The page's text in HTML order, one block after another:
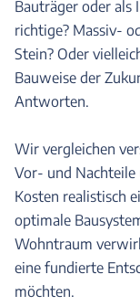
Bauträger oder als
richtige? Massiv-
Stein? Oder
Bauweise der
Antworten.
Wir vergleichen
Vor- und Nachteile
Kosten realistisch
optimale
Wohntraum
eine fundierte
möchten.